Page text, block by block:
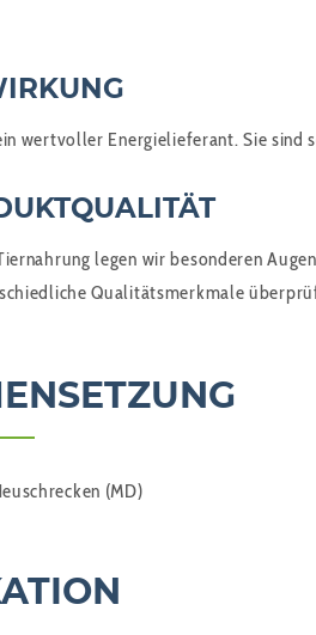
wertvoller Energielieferant. Sie sind
legen wir besonderen
Qualitätsmerkmale
(MD)